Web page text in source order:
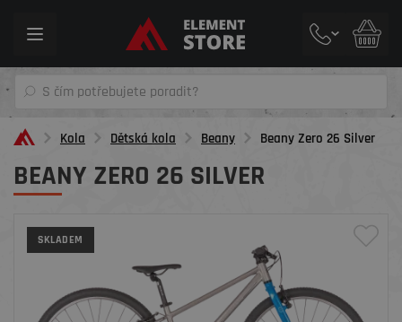
Toggle
Kola Dětská kola Beany Beany Zero 26 Silver
BEANY ZERO 26 SILVER
SKLADEM